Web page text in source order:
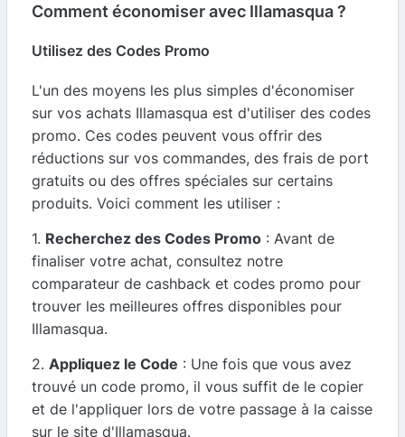
Comment économiser avec Illamasqua ?
Utilisez des Codes Promo
L'un des moyens les plus simples d'économiser
sur vos achats Illamasqua est d'utiliser des codes
promo. Ces codes peuvent vous offrir des
réductions sur vos commandes, des frais de port
gratuits ou des offres spéciales sur certains
produits. Voici comment les utiliser :
1. Recherchez des Codes Promo : Avant de
finaliser votre achat, consultez notre
comparateur de cashback et codes promo pour
trouver les meilleures offres disponibles pour
Illamasqua.
2. Appliquez le Code : Une fois que vous avez
trouvé un code promo, il vous suffit de le copier
et de l'appliquer lors de votre passage à la caisse
sur le site d'Illamasqua.